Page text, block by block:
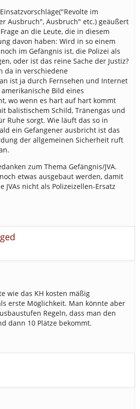
im
Ausbruch", Ausbruch" etc.) geäußert
an die Leute, die in diesem
davon haben: Wird in so einem
im Gefängnis ist, die Polizei als
oder ist das reine Sache der Justiz?
da in verschiedene
ist ja durch Fernsehen und Internet
Bild eines
wo wenn es hart auf hart kommt
balistischem Schild, Tränengas und
Ruhe sorgt. Wie läuft das so in
ein Gefangener ausbricht ist das
der allgemeinen Sicherheit ruft
zum Thema Gefängnis/JVA.
etwas ausgebaut werden, damit
JVAs nicht als Polizeizellen-Ersatz
wie das KH kosten mäßig
erste Möglichkeit. Man könnte aber
Regeln, dass man den
dann 10 Plätze bekommt.